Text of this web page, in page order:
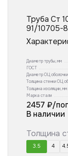
Труба Ст
91/10705-
Диаметр трубы, мм
ГОСТ
Диаметр ОЦ
Толщина стенки ОЦ
Толщина изоляции, мм
Марка стали
2457 ₽/
В наличии
Толщина
3.5 4